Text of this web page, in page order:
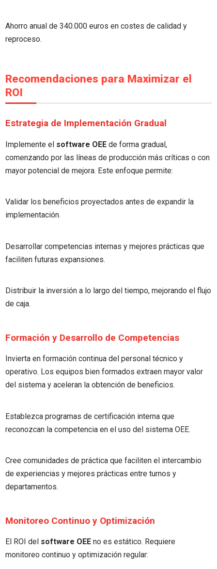
Ahorro anual de 340.000 euros en costes de calidad y
reproceso.
Recomendaciones para Maximizar el
ROI
Estrategia de Implementación Gradual
Implemente el software OEE de forma gradual,
comenzando por las líneas de producción más críticas o con
mayor potencial de mejora. Este enfoque permite:
Validar los beneficios proyectados antes de expandir la
implementación.
Desarrollar competencias internas y mejores prácticas que
faciliten futuras expansiones.
Distribuir la inversión a lo largo del tiempo, mejorando el flujo
de caja.
Formación y Desarrollo de Competencias
Invierta en formación continua del personal técnico y
operativo. Los equipos bien formados extraen mayor valor
del sistema y aceleran la obtención de beneficios.
Establezca programas de certificación interna que
reconozcan la competencia en el uso del sistema OEE.
Cree comunidades de práctica que faciliten el intercambio
de experiencias y mejores prácticas entre turnos y
departamentos.
Monitoreo Continuo y Optimización
El ROI del software OEE no es estático. Requiere
monitoreo continuo y optimización regular: